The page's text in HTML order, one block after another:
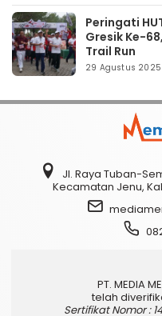
Peringati
Gresik Ke-
Trail Run
29 Agustus 2025
Jl. Raya Tuban-
Kecamatan Jenu,
PT. MEDIA
telah
Sertifikat Nomor :